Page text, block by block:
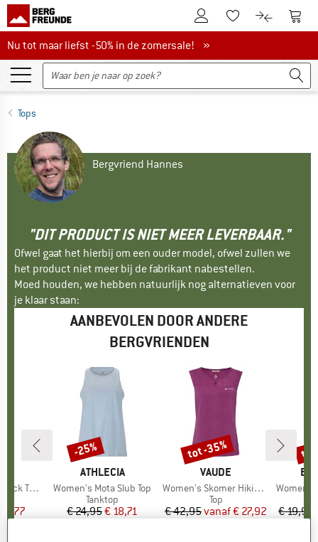
De klantenaccount
Naar deNaar de
Nu tot maar liefst -50% in de zomersale!
Nu tot maar liefst -50% in de zomersale! »
Tops
Bergvriend Hannes
"DIT PRODUCT IS NIET MEER LEVERBAAR."
Ofwel gaat het hierbij om een ouder model, ofwel zullen we
het product niet meer bij de fabrikant nabestellen.
Moed houden, we hebben natuurlijk nog alternatieven voor
je klaar staan:
AANBEVOLEN DOOR ANDERE
BERGVRIENDEN
Tank
prijs
MERK
ATHLECIA
Artikel
Women's Mota Slub Top
Productgroep
Tanktop
Prijs
€ 24,95Verlaagde prijs
€ 18,71
Korting
-25%
MERK
VAUDE
Artikel
Women's Skomer Hiking Top
Productgroep
Top
Prijs
€ 42,95 Verlaagde prijs
vanaf€ 27,92
Korting
tot -35%
Artikel
Women's
€ 19,95
tot